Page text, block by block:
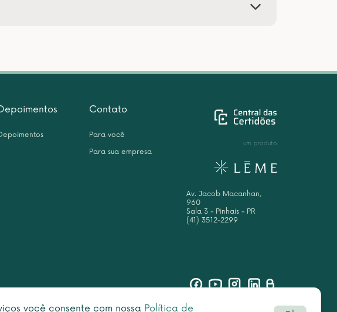
você consente com nossa Política de
Contato
Para você
Para sua empresa
um produto
Av. Jacob Macanhan,
960
Sala 3 - Pinhais - PR
(41) 3512-2299